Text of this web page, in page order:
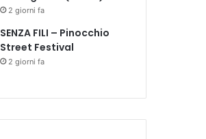
2 giorni fa
SENZA FILI – Pinocchio
Street Festival
2 giorni fa